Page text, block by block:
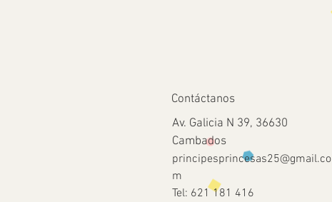
Contáctanos
Av. Galicia N 39, 36630
Cambados
principesprincesas25@gmail.co
m
Tel: 621 181 416